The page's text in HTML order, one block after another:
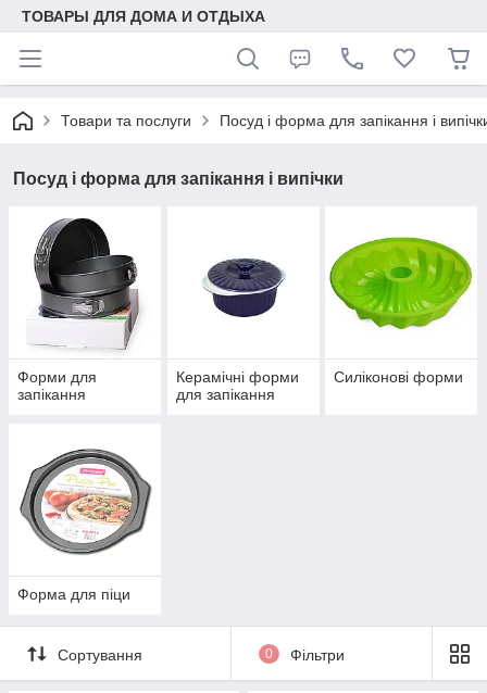
ТОВАРЫ ДЛЯ ДОМА И ОТДЫХА
Товари та послуги Посуд і форма для запікання і
Посуд і форма для запікання і випічки
Форми для
запікання
Керамічні форми
для запікання
Силіконові форми
Форма для піци
Сортування 0 Фільтри